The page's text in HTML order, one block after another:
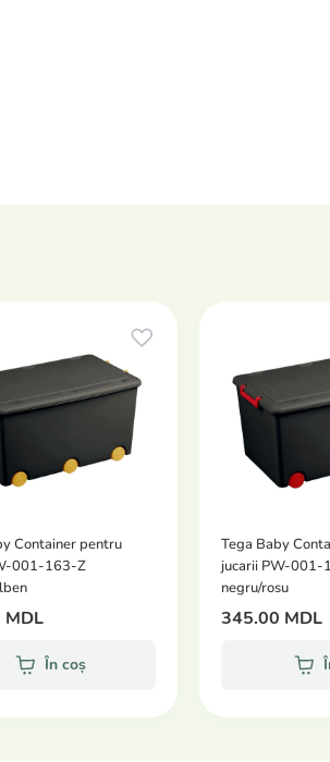
Container pentru
001-163-Z
În coș
Tega Baby
jucarii PW-001-
negru/rosu
345.00 MDL